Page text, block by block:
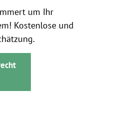
um Ihr
Kostenlose und